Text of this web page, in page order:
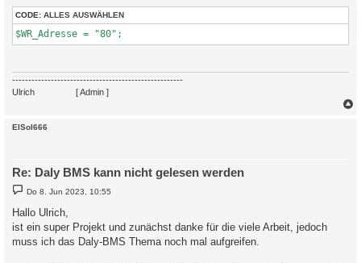
CODE: ALLES AUSWÄHLEN
$WR_Adresse = "80";
-----------------------------------------------------
Ulrich
[ Admin ]
ElSol666
Re: Daly BMS kann nicht gelesen werden
B
e
i
t
g
Do 8. Jun 2023, 10:55
Hallo Ulrich,
ist ein super Projekt und zunächst danke für die viele Arbeit, jedoch
muss ich das Daly-BMS Thema noch mal aufgreifen.